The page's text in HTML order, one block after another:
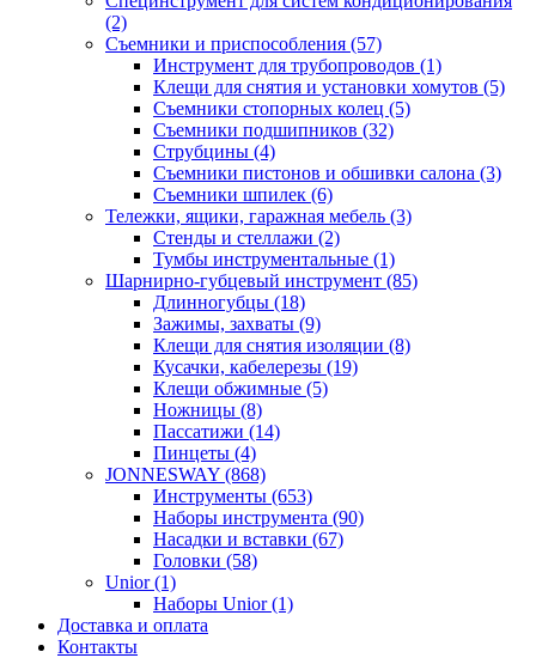
(2)
Съемники и приспособления (57)
Инструмент для трубопроводов (1)
Клещи для снятия и установки хомутов (5)
Съемники стопорных колец (5)
Съемники подшипников (32)
Струбцины (4)
Съемники пистонов и обшивки салона (3)
Съемники шпилек (6)
Тележки, ящики, гаражная мебель (3)
Cтенды и стеллажи (2)
Тумбы инструментальные (1)
Шарнирно-губцевый инструмент (85)
Длинногубцы (18)
Зажимы, захваты (9)
Клещи для снятия изоляции (8)
Кусачки, кабелерезы (19)
Клещи обжимные (5)
Ножницы (8)
Пассатижи (14)
Пинцеты (4)
JONNESWAY (868)
Инструменты (653)
Наборы инструмента (90)
Насадки и вставки (67)
Головки (58)
Unior (1)
Наборы Unior (1)
Доставка и оплата
Контакты